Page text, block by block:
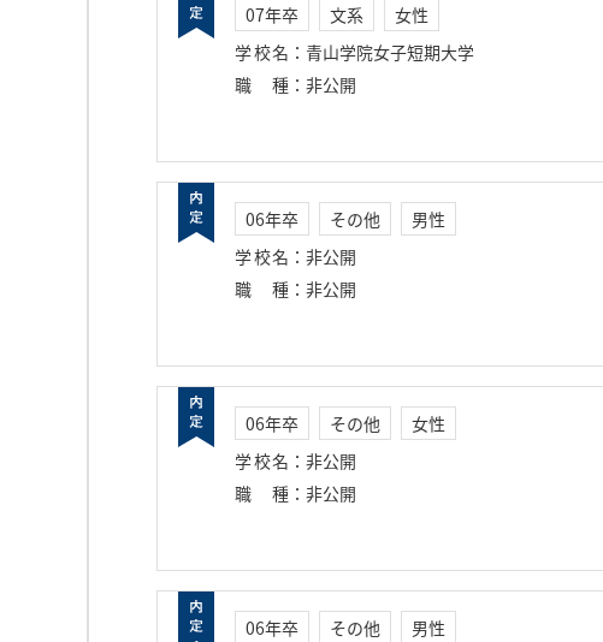
07年卒 文系
女性
学校名 ： 青山学院女子短期大学
職種 ： 非公開
06年卒 その他
男性
学校名 ： 非公開
職種 ： 非公開
06年卒 その他
女性
学校名 ： 非公開
職種 ： 非公開
06年卒 その他
男性